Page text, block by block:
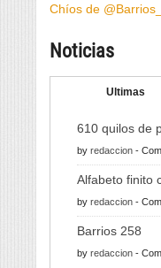
Chíos de
Noticias
Ultimas
610 quilos de
by redaccion -
Alfabeto finito
by redaccion -
Barrios 258
by redaccion -